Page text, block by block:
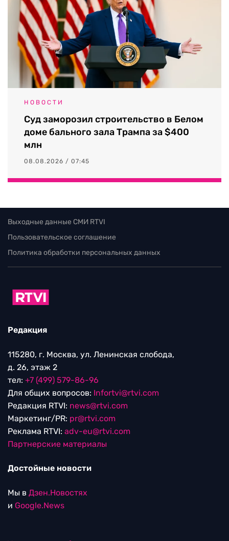
НОВОСТИ
Суд заморозил строительство в Белом
доме бального зала Трампа за $400
млн
08.08.2026 / 07:45
Выходные данные СМИ RTVI
Пользовательское соглашение
Политика обработки персональных данных
Редакция
115280, г. Москва, ул. Ленинская слобода,
д. 26, этаж 2
тел: +7 (499) 579-86-96
Для общих вопросов: Infortvi@rtvi.com
Редакция RTVI: news@rtvi.com
Маркетинг/PR: pr@rtvi.com
Реклама RTVI: adv-eu@rtvi.com
Партнерские материалы
Достойные новости
Мы в Дзен.Новостях
и Google.News